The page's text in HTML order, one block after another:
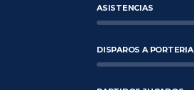
ASISTENCIAS
DISPAROS A PORTERIA